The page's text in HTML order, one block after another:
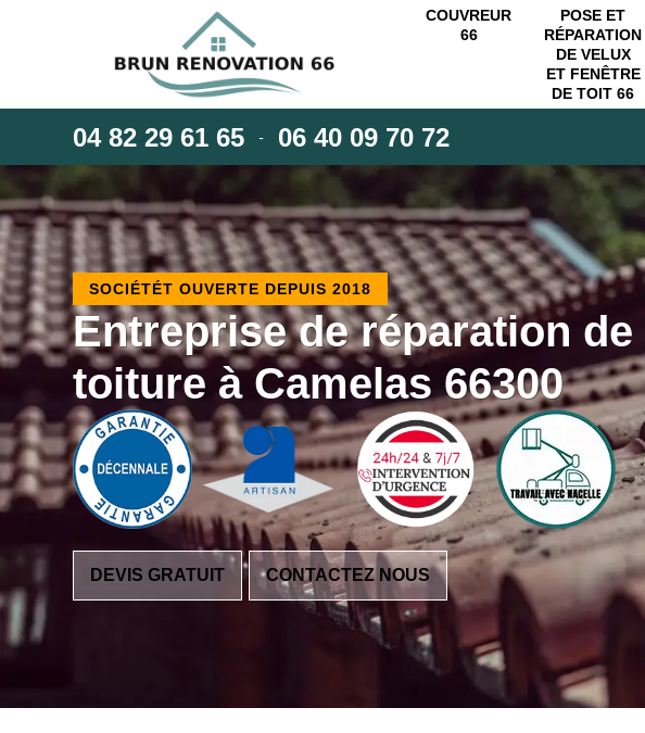
COUVREUR
66
POSE ET
RÉPARATION
DE VELUX
ET FENÊTRE
DE TOIT 66
04 82 29 61 65 - 06 40 09 70 72
SOCIÉTÉT OUVERTE DEPUIS 2018
Entreprise de réparation de
toiture à Camelas 66300
DEVIS GRATUIT CONTACTEZ NOUS